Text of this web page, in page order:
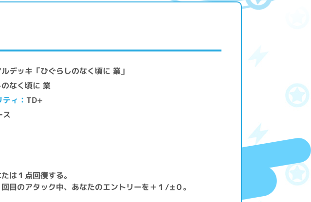
デッキ「ひぐらしのなく頃に 業」
なく頃に 業
ティ TD+
ス
は１点回復する。
回目のアタック中、あなたのエントリーを＋１/±０。